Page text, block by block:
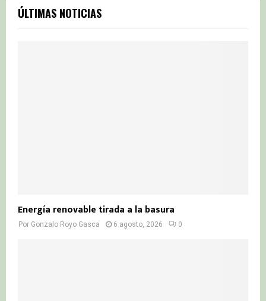
c
h
ÚLTIMAS NOTICIAS
Energía renovable tirada a la basura
Por Gonzalo Royo Gasca 6 agosto, 2026 0